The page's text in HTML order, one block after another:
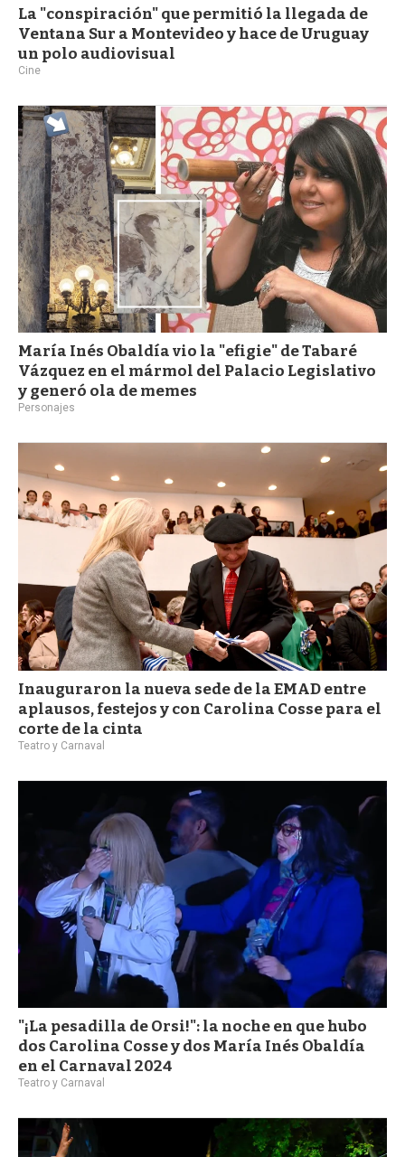
La "conspiración" que permitió la llegada de
Ventana Sur a Montevideo y hace de Uruguay
un polo audiovisual
Cine
María Inés Obaldía vio la "efigie" de Tabaré
Vázquez en el mármol del Palacio Legislativo
y generó ola de memes
Personajes
Inauguraron la nueva sede de la EMAD entre
aplausos, festejos y con Carolina Cosse para el
corte de la cinta
Teatro y Carnaval
"¡La pesadilla de Orsi!": la noche en que hubo
dos Carolina Cosse y dos María Inés Obaldía
en el Carnaval 2024
Teatro y Carnaval